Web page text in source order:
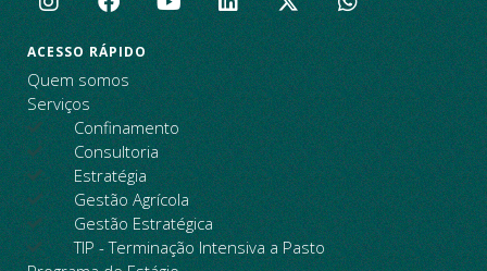
ACESSO RÁPIDO
Quem somos
Serviços
Confinamento
Consultoria
Estratégia
Gestão Agrícola
Gestão Estratégica
TIP - Terminação Intensiva a Pasto